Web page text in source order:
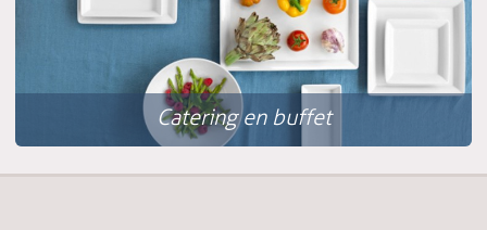
Catering en buffet